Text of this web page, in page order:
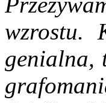
wzrostu.
genialna,